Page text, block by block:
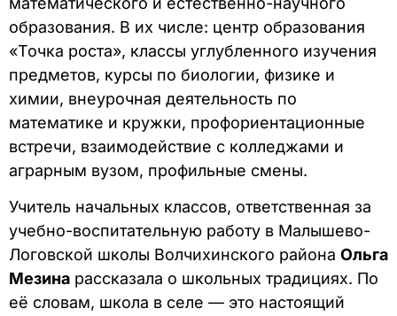
образования. В их числе: центр образования
«Точка роста», классы углубленного изучения
предметов, курсы по биологии, физике и
химии, внеурочная деятельность по
математике и кружки, профориентационные
встречи, взаимодействие с колледжами и
аграрным вузом, профильные смены.
Учитель начальных классов, ответственная за
учебно-воспитательную работу в Малышево-
Логовской школы Волчихинского района Ольга
Мезина рассказала о школьных традициях. По
её словам, школа в селе — это настоящий